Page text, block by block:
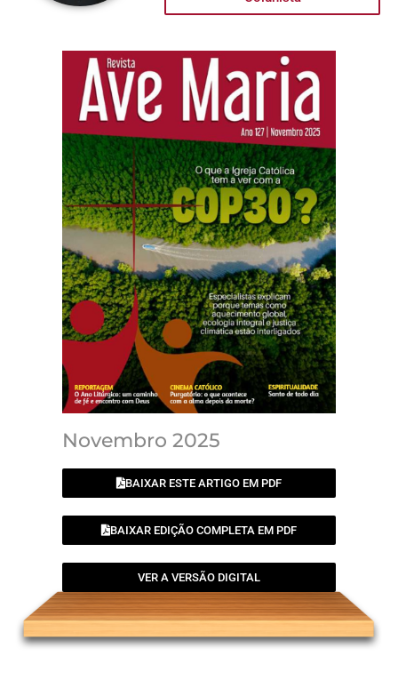
Novembro 2025
BAIXAR ESTE ARTIGO EM PDF
BAIXAR EDIÇÃO COMPLETA EM PDF
VER A VERSÃO DIGITAL